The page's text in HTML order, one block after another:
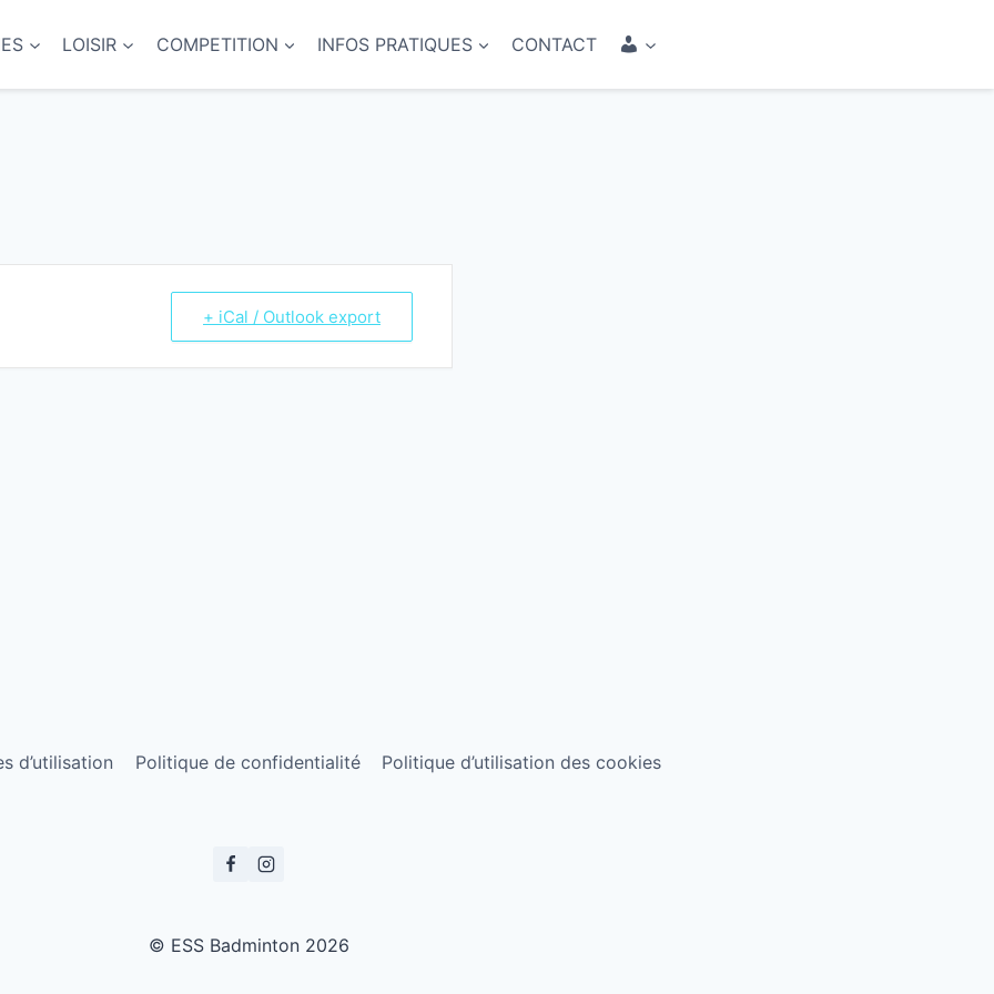
LOISIR COMPETITION INFOS PRATIQUES CONTACT COMPTE
+ iCal / Outlook export
d’utilisation Politique de confidentialité Politique d’utilisation des cookies
© ESS Badminton 2026